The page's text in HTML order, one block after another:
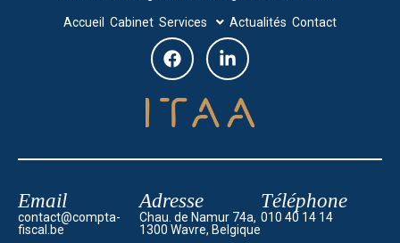
Accueil Cabinet Services Actualités Contact
Email
contact@compta-
fiscal.be
Adresse
Chau. de Namur 74a,
1300 Wavre, Belgique
Téléphone
010 40 14 14